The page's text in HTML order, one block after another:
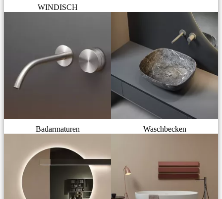
WINDISCH
Badarmaturen Waschbecken